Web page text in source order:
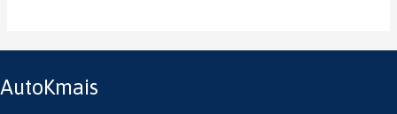
AutoKmais